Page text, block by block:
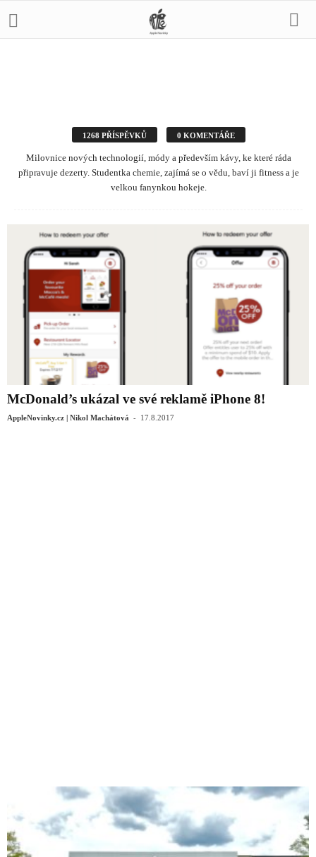
1268 PŘÍSPĚVKŮ 0 KOMENTÁŘE
Milovnice nových technologií, módy a především kávy, ke které ráda
připravuje dezerty. Studentka chemie, zajímá se o vědu, baví ji fitness a je
velkou fanynkou hokeje.
McDonald’s ukázal ve své reklamě iPhone 8!
AppleNovinky.cz | Nikol Machátová - 17.8.2017